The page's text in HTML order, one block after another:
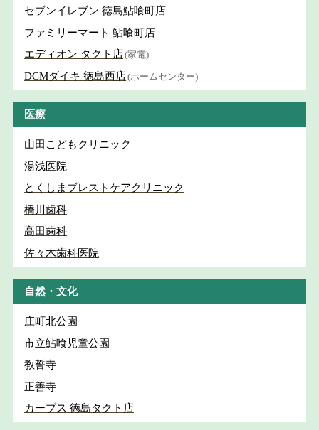
セブンイレブン 徳島鮎喰町店
ファミリーマート 鮎喰町店
エディオン タクト店(家電)
DCMダイキ 徳島西店(ホームセンター)
医療
山田こどもクリニック
湯浅医院
とくしまブレストケアクリニック
橋川歯科
高田歯科
佐々木歯科医院
自然・文化
庄町北公園
市立鮎喰児童公園
教誓寺
正善寺
カーブス 徳島タクト店